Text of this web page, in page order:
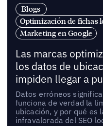
Blogs
Optimización de fichas
Marketing en Google
Las marcas
los datos de
impiden llegar a
Datos erróneos
funciona de verdad la
ubicación, y por qué es
infravalorada del SEO